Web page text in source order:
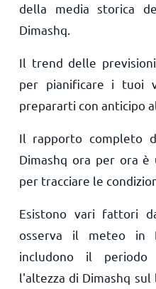
della media storica
Dimashq.
Il trend delle
per pianificare i tuoi
prepararti con anticipo
Il rapporto completo
Dimashq ora per ora
per tracciare le
Esistono vari fattori
osserva il meteo in
includono il periodo
l'altezza di Dimashq